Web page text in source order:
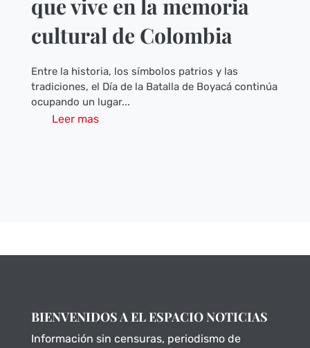
que vive en la memoria
cultural de Colombia
Entre la historia, los símbolos patrios y las
tradiciones, el Día de la Batalla de Boyacá continúa
ocupando un lugar...
Leer mas
BIENVENIDOS A EL ESPACIO NOTICIAS
Información sin censuras, periodismo de